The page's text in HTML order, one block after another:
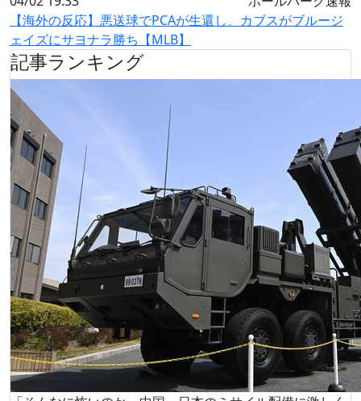
【海外の反応】悪送球でPCAが生還し、カブスがブルージ
ェイズにサヨナラ勝ち【MLB】
記事ランキング